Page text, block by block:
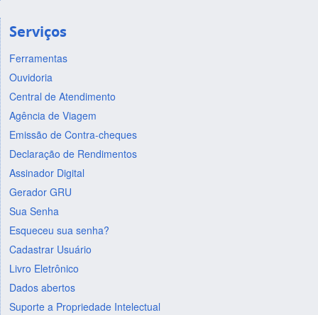
Serviços
Ferramentas
Ouvidoria
Central de Atendimento
Agência de Viagem
Emissão de Contra-cheques
Declaração de Rendimentos
Assinador Digital
Gerador GRU
Sua Senha
Esqueceu sua senha?
Cadastrar Usuário
Livro Eletrônico
Dados abertos
Suporte a Propriedade Intelectual